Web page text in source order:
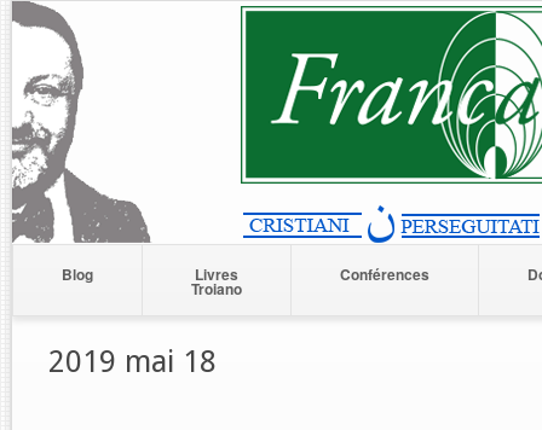
Blog Livres
Troiano
Conférences
2019 mai 18